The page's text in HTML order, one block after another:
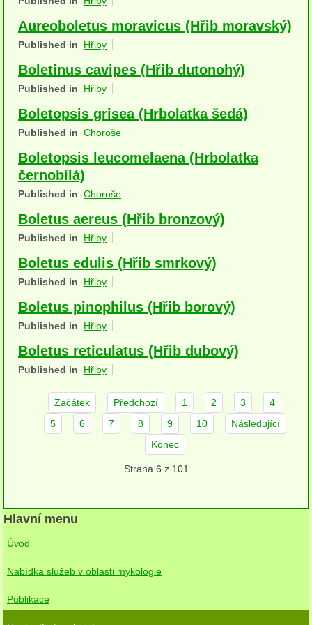
podle typu plodnic
Apothecia
mykorhizni
terestrické saprotrofní
fungikolní
šišky, plody, květy
koprofilní
lichenizované
muscikolni
herbikolní-dvouděložné
herbikolní-jednoděložné
Perithecia stromatická
Aureoboletus moravicus (Hřib moravský)
Published in Hřiby
Boletinus cavipes (Hřib dutonohý)
Published in Hřiby
Boletopsis grisea (Hrbolatka šedá)
Published in Choroše
Boletopsis leucomelaena (Hrbolatka
černobílá)
Published in Choroše
Boletus aereus (Hřib bronzový)
Published in Hřiby
Boletus edulis (Hřib smrkový)
Published in Hřiby
Boletus pinophilus (Hřib borový)
Published in Hřiby
Boletus reticulatus (Hřib dubový)
Published in Hřiby
Začátek Předchozí 1 2 3
4
5
6 7 8 9 10
Následující
Konec
Strana 6 z 101
Hlavní menu
Úvod
Nabídka služeb v oblasti mykologie
Publikace